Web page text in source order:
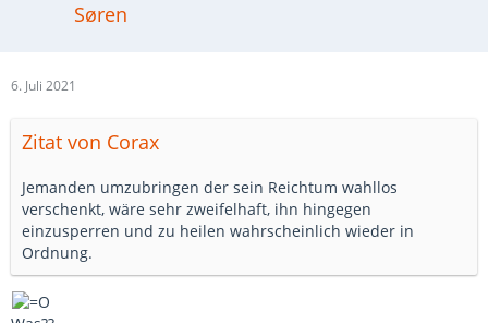
Søren
6. Juli 2021
Zitat von Corax
Jemanden umzubringen der sein Reichtum wahllos
verschenkt, wäre sehr zweifelhaft, ihn hingegen
einzusperren und zu heilen wahrscheinlich wieder in
Ordnung.